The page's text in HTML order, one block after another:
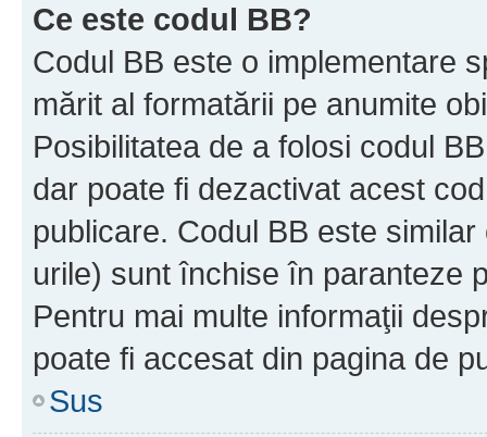
Ce este codul BB?
Codul BB este o implementare
mărit al formatării pe anumite
Posibilitatea de a folosi codul
dar poate fi dezactivat acest
publicare. Codul BB este
urile) sunt închise în paranteze
Pentru mai multe informaţii
poate fi accesat din pagina de
Sus